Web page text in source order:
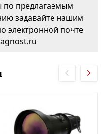
по предлагаемым
задавайте нашим
электронной почте